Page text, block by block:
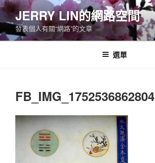
跳
至
主
要
JERRY LIN的網路空間
發表個人有關“網路”的文章
選單
FB_IMG_1752536862804